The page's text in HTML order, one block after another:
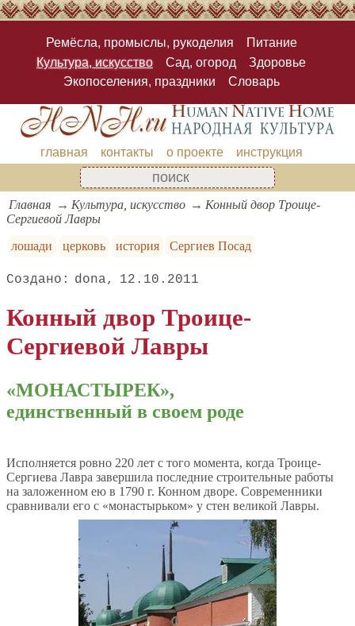
Ремёсла, промыслы, рукоделия
Питание
Культура, искусство
Сад, огород
Здоровье
Экопоселения, праздники
Словарь
главная контакты о проекте инструкция
Главная Культура, искусство
Конный двор Троице-
Сергиевой Лавры
лошади
церковь история Сергиев Посад
dona 12.10.2011
Конный двор Троице-
Сергиевой Лавры
«МОНАСТЫРЕК»,
единственный в своем роде
Исполняется ровно 220 лет с того момента, когда Троице-
Сергиева Лавра завершила последние строительные работы
на заложенном ею в 1790 г. Конном дворе. Современники
сравнивали его с «монастырьком» у стен великой Лавры.